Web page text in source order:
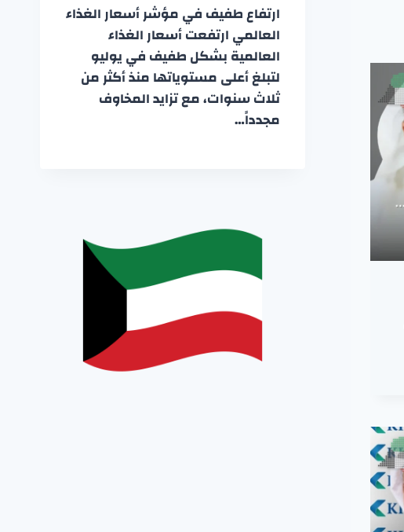
ارتفاع طفيف في مؤشر أسعار الغذاء
العالمي ارتفعت أسعار الغذاء
العالمية بشكل طفيف في يوليو
لتبلغ أعلى مستوياتها منذ أكثر من
ثلاث سنوات، مع تزايد المخاوف
مجدداً…